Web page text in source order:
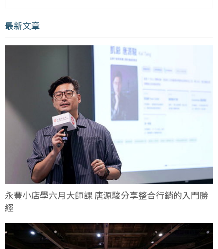
最新文章
永豐小店學六月大師課 唐源駿分享整合行銷的入門勝
經